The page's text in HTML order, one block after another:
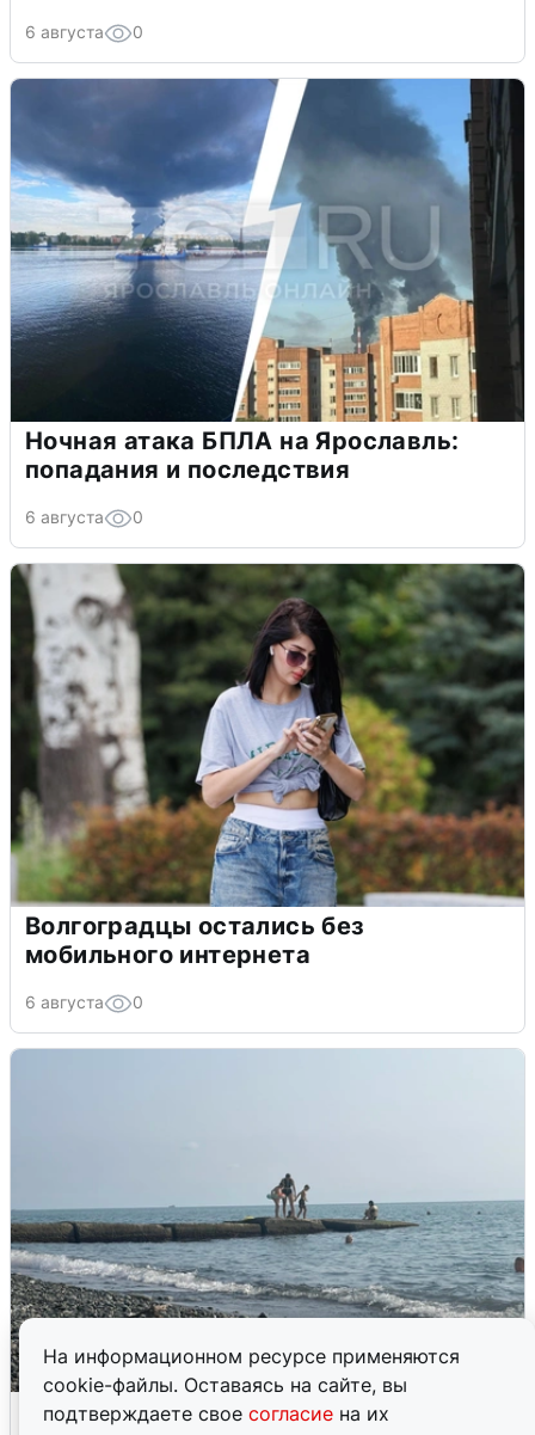
На информационном ресурсе применяются
cookie-файлы. Оставаясь на сайте, вы
подтверждаете свое согласие на их
6 августа 0
Ночная атака БПЛА на Ярославль:
попадания и последствия
6 августа 0
Волгоградцы остались без
мобильного интернета
6 августа 0
Сирены в Сочи: новая угроза БПЛА